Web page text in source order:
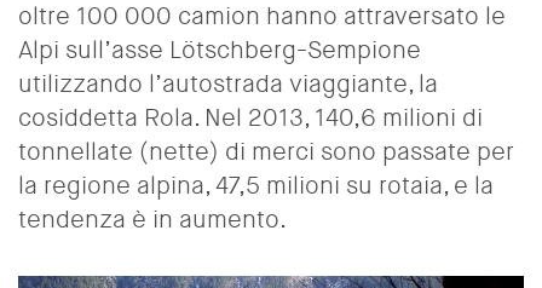
oltre 100 000 camion hanno attraversato le
Alpi sull’asse Lötschberg-Sempione
utilizzando l’autostrada viaggiante, la
cosiddetta Rola. Nel 2013, 140,6 milioni di
tonnellate (nette) di merci sono passate per
la regione alpina, 47,5 milioni su rotaia, e la
tendenza è in aumento.